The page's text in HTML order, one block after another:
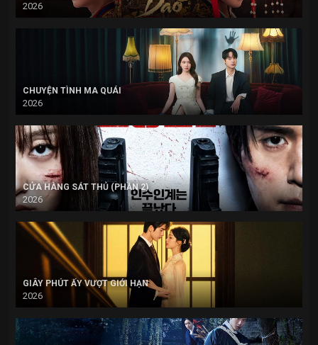
2026
CHUYỆN TÌNH MA QUÁI
2026
CỬA HÀNG SÁT THỦ (PHẦN 2)
2026
GIÂY PHÚT ẤY VƯỢT GIỚI HẠN
2026